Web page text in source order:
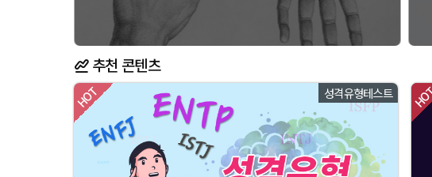
추천 콘텐츠
성격유형테스트